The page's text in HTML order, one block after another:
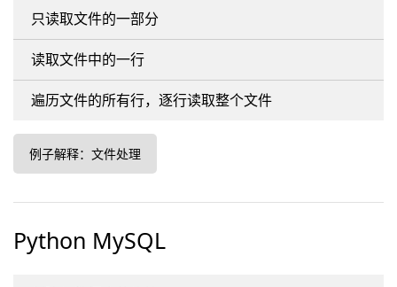
只读取文件的一部分
读取文件中的一行
遍历文件的所有行，逐行读取整个文件
例子解释：文件处理
Python MySQL